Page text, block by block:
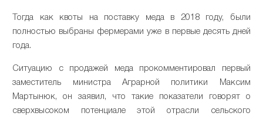
Тогда как квоты на поставку меда в 2018 году, были
полностью выбраны фермерами уже в первые десять дней
года.
Ситуацию с продажей меда прокомментировал первый
заместитель министра Аграрной политики Максим
Мартынюк, он заявил, что такие показатели говорят о
сверхвысоком потенциале этой отрасли сельского